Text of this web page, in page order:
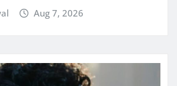
Aug 7, 2026